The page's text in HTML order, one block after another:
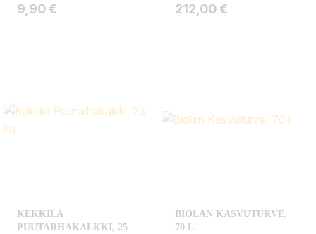
Hinta
9,90 € Hinta
212,00 €
KEKKILÄ
PUUTARHAKALKKI, 25
BIOLAN KASVUTURVE,
70 L